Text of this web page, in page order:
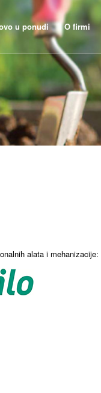
u ponudi O firmi
alata i mehanizacije: